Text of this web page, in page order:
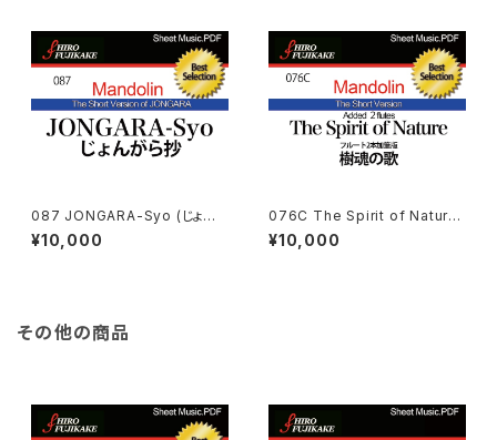
087 JONGARA-Syo (じょん
がら抄）
¥10,000
076C The Spirit of Natur
e (Short Version added 2 F
lutes)(樹魂の歌 :短縮版・フル
¥10,000
その他の商品